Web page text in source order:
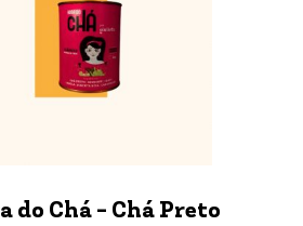
do Chá - Chá Preto